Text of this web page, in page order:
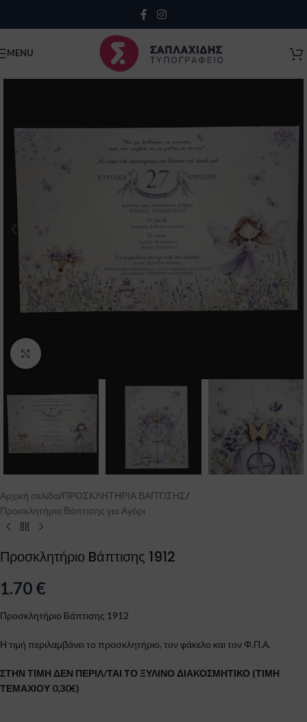
MENU
Click to enlarge
Αρχική σελίδα/ΠΡΟΣΚΛΗΤΗΡΙΑ ΒΑΠΤΙΣΗΣ/
Προσκλητήρια Βάπτισης για Αγόρι
Προσκλητήριο Bάπτισης 1912
1.70 €
Προσκλητήριο Bάπτισης 1912
Η τιμή περιλαμβάνει το προσκλητήριο, τον φάκελο και τον Φ.Π.Α.
ΣΤΗΝ ΤΙΜΗ ΔΕΝ ΠΕΡΙΛ/ΤΑΙ ΤΟ ΞΥΛΙΝΟ ΔΙΑΚΟΣΜΗΤΙΚΟ (ΤΙΜΗ
ΤΕΜΑΧΙΟΥ 0,30€)